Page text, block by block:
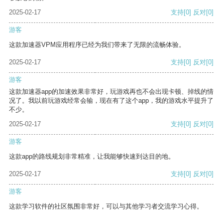
2025-02-17
支持[0] 反对[0]
游客
这款加速器VPM应用程序已经为我们带来了无限的流畅体验。
2025-02-17 支持[0] 反对[0]
游客
这款加速器app的加速效果非常好，玩游戏再也不会出现卡顿、掉线的情
况了。我以前玩游戏经常会输，现在有了这个app，我的游戏水平提升了
不少。
2025-02-17
支持[0] 反对[0]
游客
这款app的路线规划非常精准，让我能够快速到达目的地。
2025-02-17 支持[0] 反对[0]
游客
这款学习软件的社区氛围非常好，可以与其他学习者交流学习心得。